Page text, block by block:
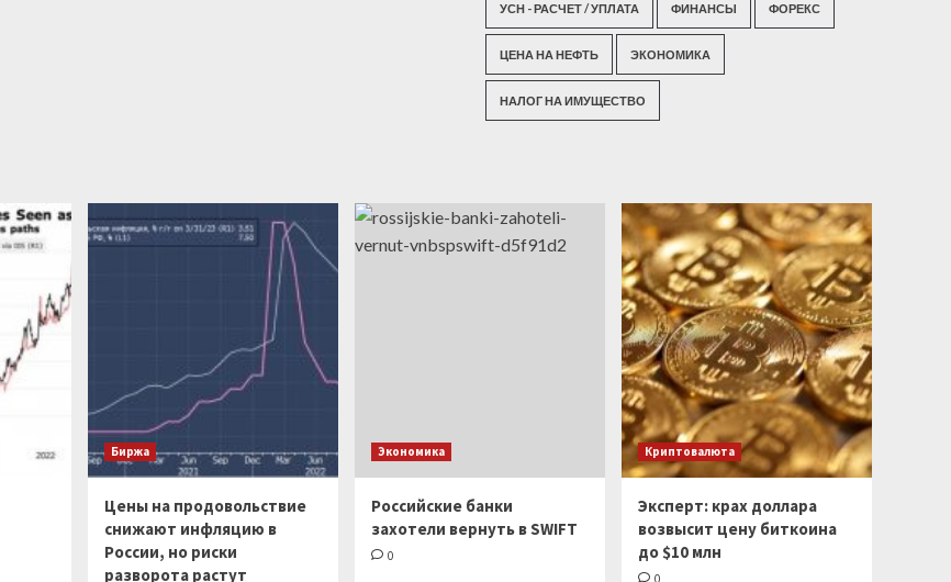
УСН - РАСЧЕТ / УПЛАТА ФИНАНСЫ ФОРЕКС
ЦЕНА НА НЕФТЬ ЭКОНОМИКА
НАЛОГ НА ИМУЩЕСТВО
Биржа
Цены на продовольствие
снижают инфляцию в
России, но риски
разворота растут
Экономика
Российские банки
захотели вернуть в SWIFT
0
Криптовалюта
Эксперт: крах доллара
возвысит цену биткоина
до $10 млн
0